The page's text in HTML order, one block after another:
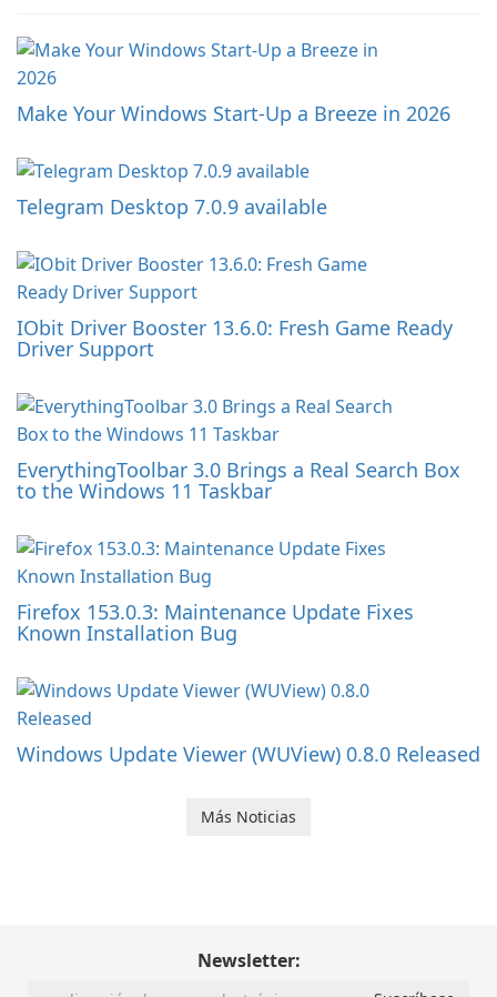
Make Your Windows Start-Up a Breeze in 2026
Telegram Desktop 7.0.9 available
IObit Driver Booster 13.6.0: Fresh Game Ready
Driver Support
EverythingToolbar 3.0 Brings a Real Search Box
to the Windows 11 Taskbar
Firefox 153.0.3: Maintenance Update Fixes
Known Installation Bug
Windows Update Viewer (WUView) 0.8.0 Released
Más Noticias
Newsletter: